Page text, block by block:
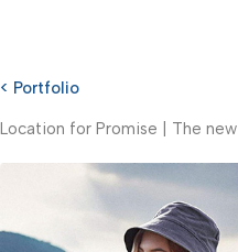
< Portfolio
Location for Promise | The